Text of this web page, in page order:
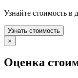
Узнайте стоимость в
Узнать стоимость
×
Оценка